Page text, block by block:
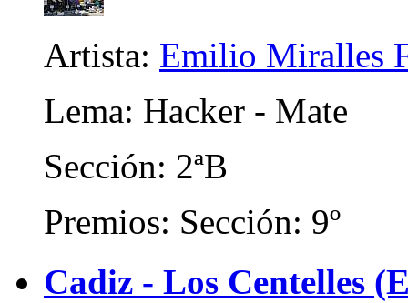
Artista: Emilio Miralles
Lema: Hacker - Mate
Sección: 2ªB
Premios: Sección: 9º
Cadiz - Los Centelles